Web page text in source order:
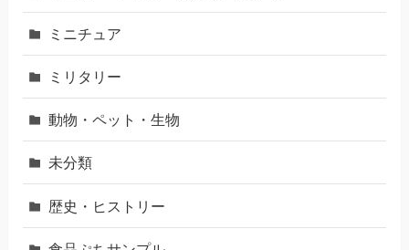
ミニチュア
ミリタリー
動物・ペット・生物
未分類
歴史・ヒストリー